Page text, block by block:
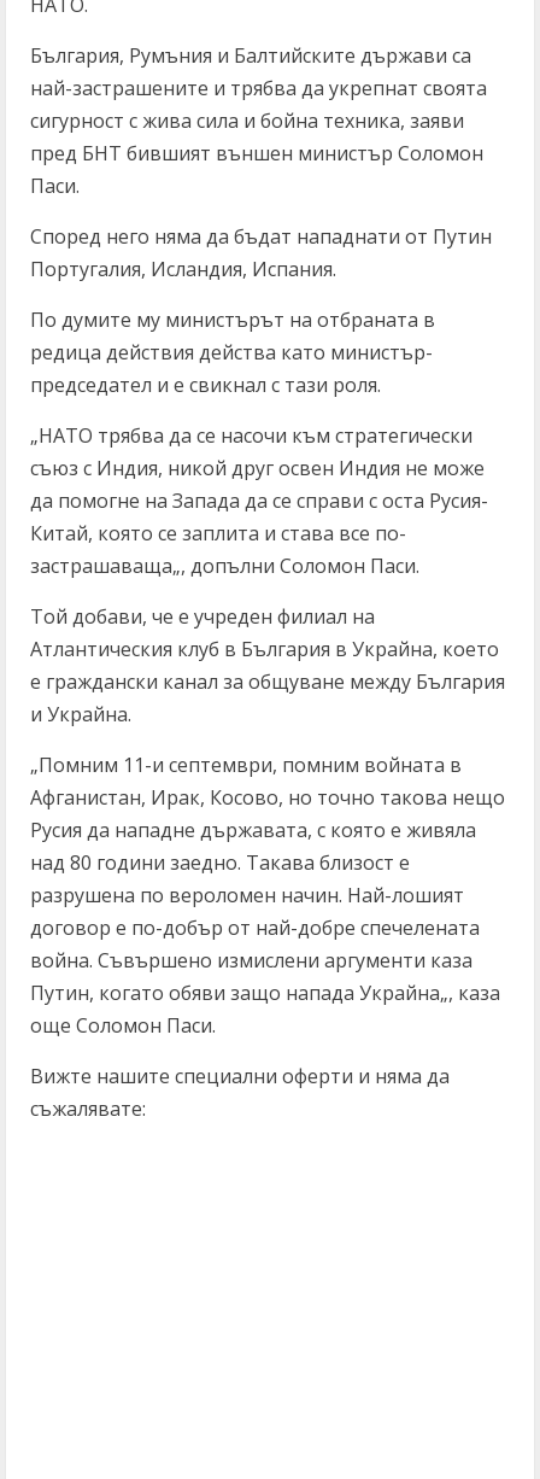
България, Румъния и Балтийските държави са
най-застрашените и трябва да укрепнат своята
сигурност с жива сила и бойна техника, заяви
пред БНТ бившият външен министър Соломон
Паси.
Според него няма да бъдат нападнати от Путин
Португалия, Исландия, Испания.
По думите му министърът на отбраната в
редица действия действа като министър-
председател и е свикнал с тази роля.
„НАТО трябва да се насочи към стратегически
съюз с Индия, никой друг освен Индия не може
да помогне на Запада да се справи с оста Русия-
Китай, която се заплита и става все по-
застрашаваща„, допълни Соломон Паси.
Той добави, че е учреден филиал на
Атлантическия клуб в България в Украйна, което
е граждански канал за общуване между България
и Украйна.
„Помним 11-и септември, помним войната в
Афганистан, Ирак, Косово, но точно такова нещо
Русия да нападне държавата, с която е живяла
над 80 години заедно. Такава близост е
разрушена по вероломен начин. Най-лошият
договор е по-добър от най-добре спечелената
война. Съвършено измислени аргументи каза
Путин, когато обяви защо напада Украйна„, каза
още Соломон Паси.
Вижте нашите специални оферти и няма да
съжалявате: